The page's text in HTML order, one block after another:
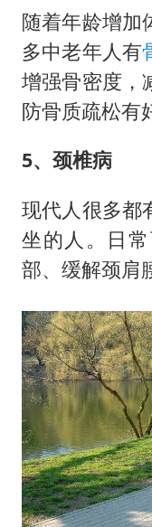
随着年龄增加
多中老年人有
增强骨密度，
防骨质疏松有
5、颈椎病
现代人很多都
坐的人。日
部、缓解颈肩